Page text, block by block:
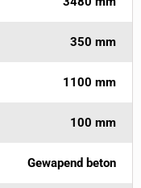
350 mm
1100 mm
100 mm
Gewapend beton